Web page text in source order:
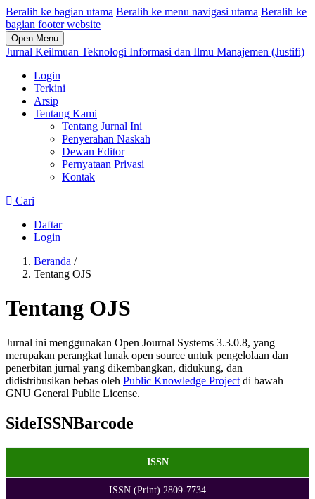
Beralih ke bagian utama Beralih ke menu navigasi utama Beralih ke
bagian footer website
Open Menu
Jurnal Keilmuan Teknologi Informasi dan Ilmu Manajemen (Justifi)
Login
Terkini
Arsip
Tentang Kami
Tentang Jurnal Ini
Penyerahan Naskah
Dewan Editor
Pernyataan Privasi
Kontak
Cari
Daftar
Login
Beranda /
Tentang OJS
Tentang OJS
Jurnal ini menggunakan Open Journal Systems 3.3.0.8, yang
merupakan perangkat lunak open source untuk pengelolaan dan
penerbitan jurnal yang dikembangkan, didukung, dan
didistribusikan bebas oleh Public Knowledge Project di bawah
GNU General Public License.
SideISSNBarcode
ISSN
ISSN (Print) 2809-7734